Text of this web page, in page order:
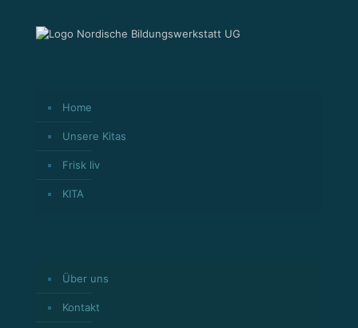
Home
Unsere Kitas
Frisk liv
KITA
Über uns
Kontakt